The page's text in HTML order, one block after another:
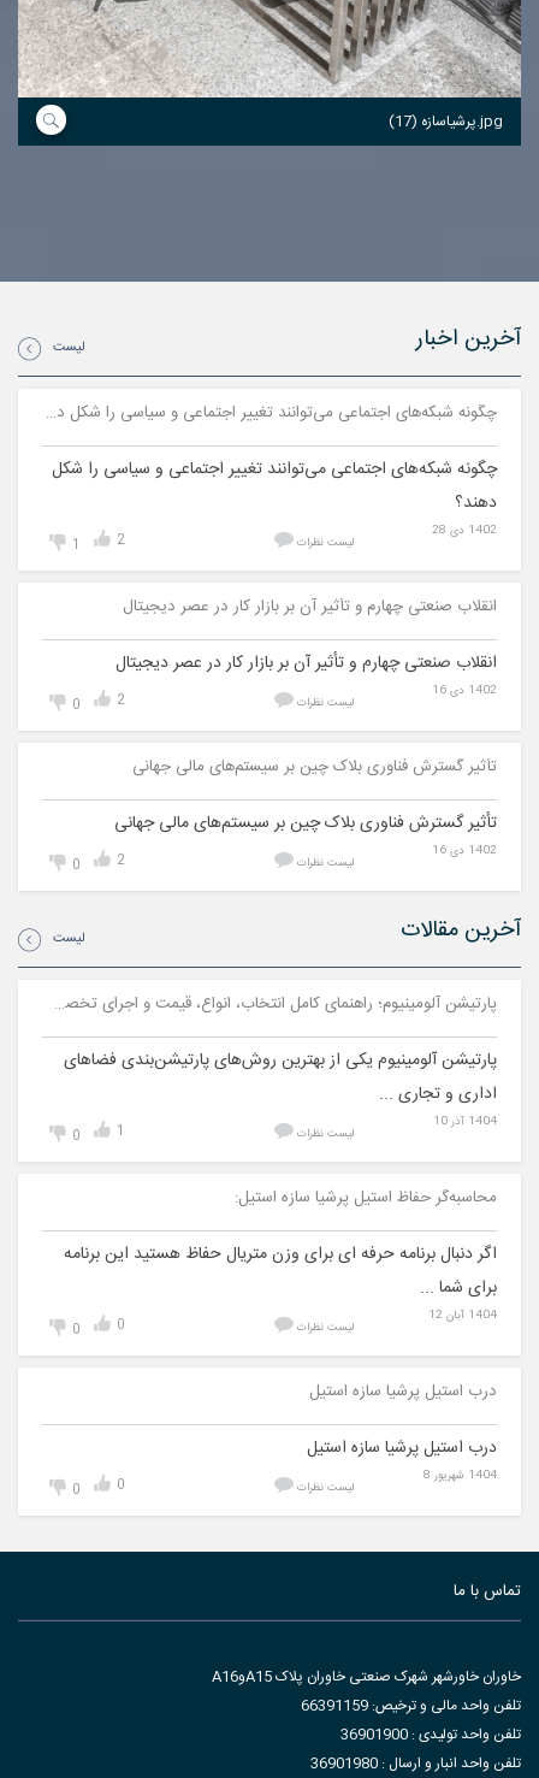
پرشیاسازه (17).jpg
آخرین اخبار لیست
چگونه شبکه‌های اجتماعی می‌توانند تغییر اجتماعی و سیاسی را شکل دهند؟
چگونه شبکه‌های اجتماعی می‌توانند تغییر اجتماعی و سیاسی را شکل
دهند؟
1402 دی 28
لیست نظرات 1 2
انقلاب صنعتی چهارم و تأثیر آن بر بازار کار در عصر دیجیتال
انقلاب صنعتی چهارم و تأثیر آن بر بازار کار در عصر دیجیتال
1402 دی 16
لیست نظرات 0 2
تأثیر گسترش فناوری بلاک چین بر سیستم‌های مالی جهانی
تأثیر گسترش فناوری بلاک چین بر سیستم‌های مالی جهانی
1402 دی 16
لیست نظرات 0 2
آخرین مقالات لیست
پارتیشن آلومینیوم؛ راهنمای کامل انتخاب، انواع، قیمت و اجرای تخصصی | پرشیا سازه استیل
پارتیشن آلومینیوم یکی از بهترین روش‌های پارتیشن‌بندی فضاهای
اداری و تجاری ...
1404 آذر 10
لیست نظرات 0 1
محاسبه‌گر حفاظ استیل پرشیا سازه استیل:
اگر دنبال برنامه حرفه ای برای وزن متریال حفاظ هستید این برنامه
برای شما ...
1404 آبان 12
لیست نظرات 0 0
درب استیل پرشیا سازه استیل
درب استیل پرشیا سازه استیل
1404 شهریور 8
لیست نظرات 0 0
تماس با ما
خاوران خاورشهر شهرک صنعتی خاوران پلاک A15وA16
تلفن واحد مالی و ترخیص: 66391159
تلفن واحد تولیدی : 36901900
تلفن واحد انبار و ارسال : 36901980